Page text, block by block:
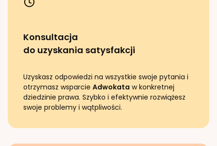
Konsultacja
do uzyskania satysfakcji
Uzyskasz odpowiedzi na wszystkie swoje pytania i
otrzymasz wsparcie Adwokata w konkretnej
dziedzinie prawa. Szybko i efektywnie rozwiążesz
swoje problemy i wątpliwości.